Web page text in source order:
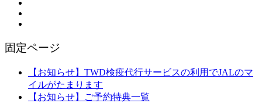
固定ページ
【お知らせ】TWD検疫代行サービスの利用でJALのマ
イルがたまります
【お知らせ】ご予約特典一覧